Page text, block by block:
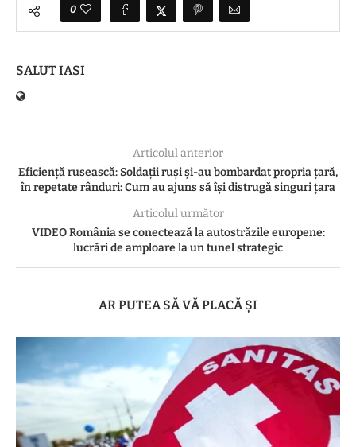
0
SALUT IASI
Articolul anterior
Eficiență rusească: Soldații ruși și-au bombardat propria țară,
în repetate rânduri: Cum au ajuns să își distrugă singuri țara
Articolul următor
VIDEO România se conectează la autostrăzile europene:
lucrări de amploare la un tunel strategic
AR PUTEA SĂ VĂ PLACĂ ȘI